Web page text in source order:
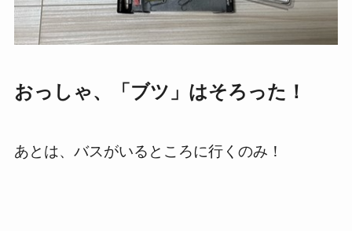
おっしゃ、「ブツ」はそろった！
あとは、バスがいるところに行くのみ！